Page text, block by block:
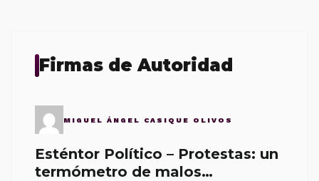
Firmas de Autoridad
MIGUEL ÁNGEL CASIQUE OLIVOS
Esténtor Político – Protestas: un
termómetro de malos